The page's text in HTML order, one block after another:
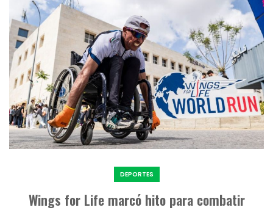
DEPORTES
Wings for Life marcó hito para combatir